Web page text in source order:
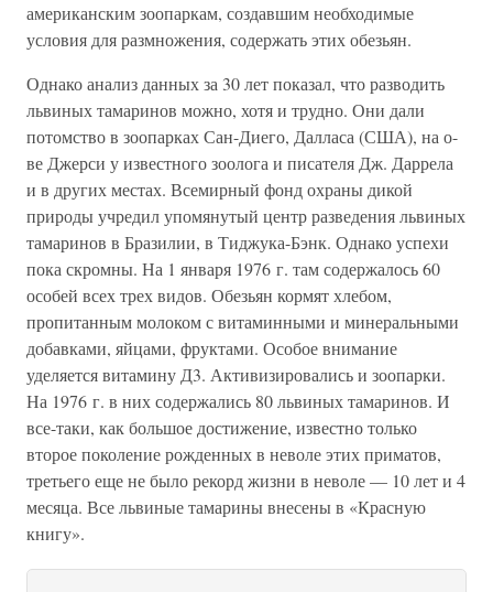
американским зоопаркам, создавшим необходимые
условия для размножения, содержать этих обезьян.
Однако анализ данных за 30 лет показал, что разводить
львиных тамаринов можно, хотя и трудно. Они дали
потомство в зоопарках Сан-Диего, Далласа (США), на о-
ве Джерси у известного зоолога и писателя Дж. Даррела
и в других местах. Всемирный фонд охраны дикой
природы учредил упомянутый центр разведения львиных
тамаринов в Бразилии, в Тиджука-Бэнк. Однако успехи
пока скромны. На 1 января 1976 г. там содержалось 60
особей всех трех видов. Обезьян кормят хлебом,
пропитанным молоком с витаминными и минеральными
добавками, яйцами, фруктами. Особое внимание
уделяется витамину Д3. Активизировались и зоопарки.
На 1976 г. в них содержались 80 львиных тамаринов. И
все-таки, как большое достижение, известно только
второе поколение рожденных в неволе этих приматов,
третьего еще не было рекорд жизни в неволе — 10 лет и 4
месяца. Все львиные тамарины внесены в «Красную
книгу».